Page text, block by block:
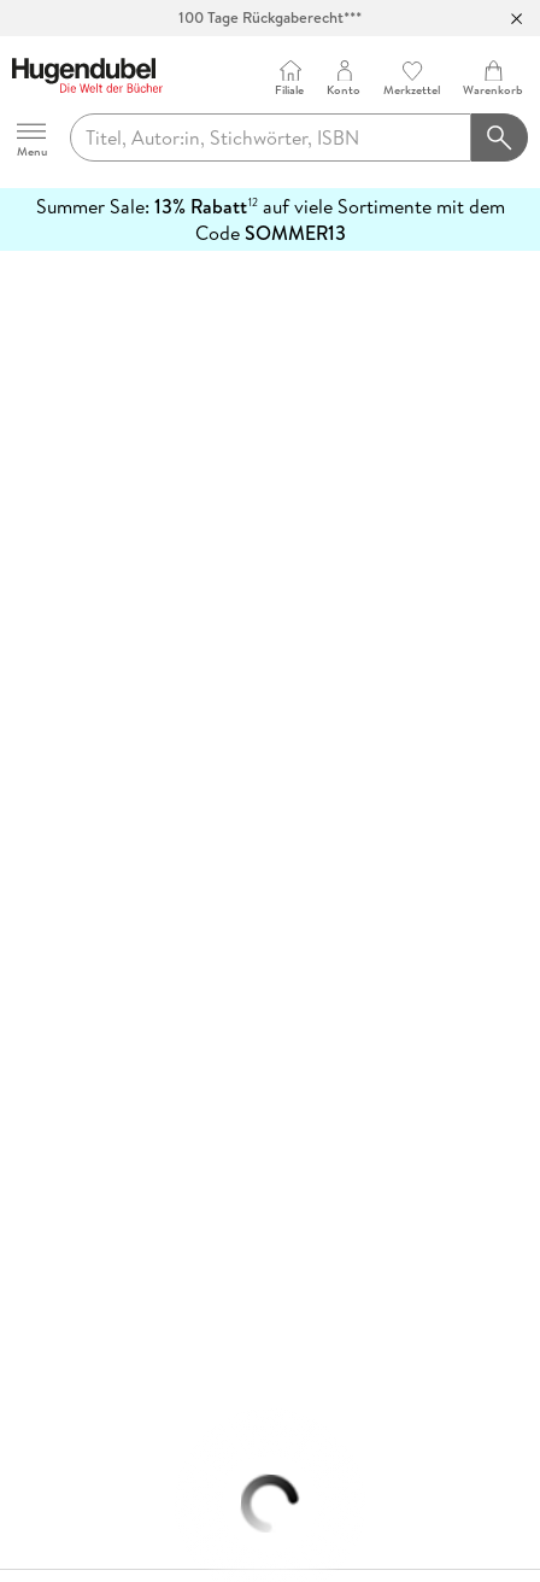
100 Tage Rückgaberecht***
Hugendubel
Menu
Filiale Konto Merkzettel Warenkorb
Summer Sale: 13% Rabatt12auf viele Sortimente mit dem
CodeSOMMER13
erfahren